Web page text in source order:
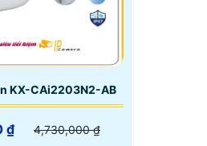
KX-CAi2203N2-AB
₫
4,730,000 ₫